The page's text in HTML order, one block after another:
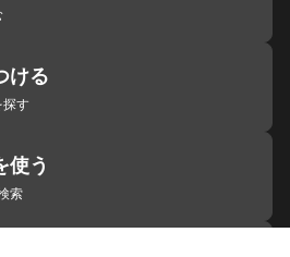
ける
探す
使う
索